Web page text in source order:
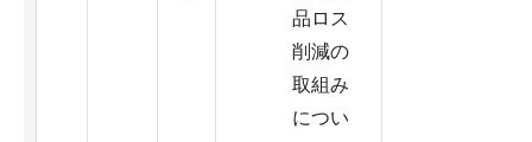
品ロス
削減の
取組み
につい